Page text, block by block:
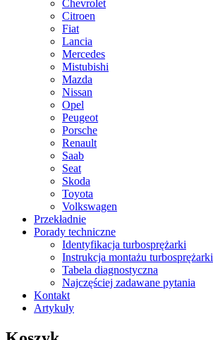
Chevrolet
Citroen
Fiat
Lancia
Mercedes
Mistubishi
Mazda
Nissan
Opel
Peugeot
Porsche
Renault
Saab
Seat
Skoda
Toyota
Volkswagen
Przekładnie
Porady techniczne
Identyfikacja turbosprężarki
Instrukcja montażu turbosprężarki
Tabela diagnostyczna
Najczęściej zadawane pytania
Kontakt
Artykuły